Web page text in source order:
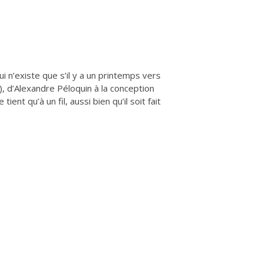
n’existe que s’il y a un printemps vers
Péloquin à la conception
qu’à un fil, aussi bien qu’il soit fait